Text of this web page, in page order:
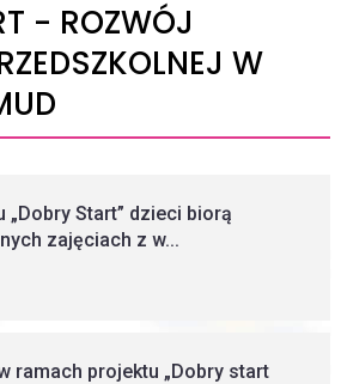
- ROZWÓJ
W
„Dobry Start” dzieci biorą
zajęciach z w...
ramach projektu „Dobry start